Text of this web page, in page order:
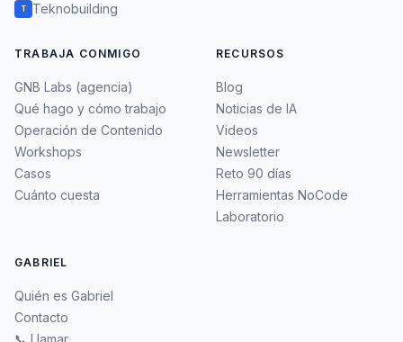
T Teknobuilding
TRABAJA CONMIGO
GNB Labs (agencia)
Qué hago y cómo trabajo
Operación de Contenido
Workshops
Casos
Cuánto cuesta
RECURSOS
Blog
Noticias de IA
Videos
Newsletter
Reto 90 días
Herramientas NoCode
Laboratorio
GABRIEL
Quién es Gabriel
Contacto
📞 Llamar